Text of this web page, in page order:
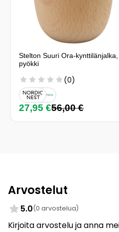
Stelton Suuri Ora-kynttilänjalka,
pyökki
(0)
27,95 €56,00 €
Arvostelut
5.0(0 arvostelua)
Kirjoita arvostelu ja anna